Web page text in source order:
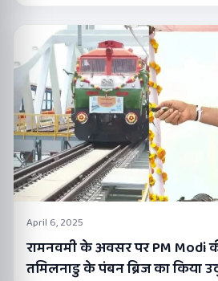
April 6, 2025
रामनवमी के अवसर पर PM Modi
तमिलनाडु के पंबन ब्रिज का किया